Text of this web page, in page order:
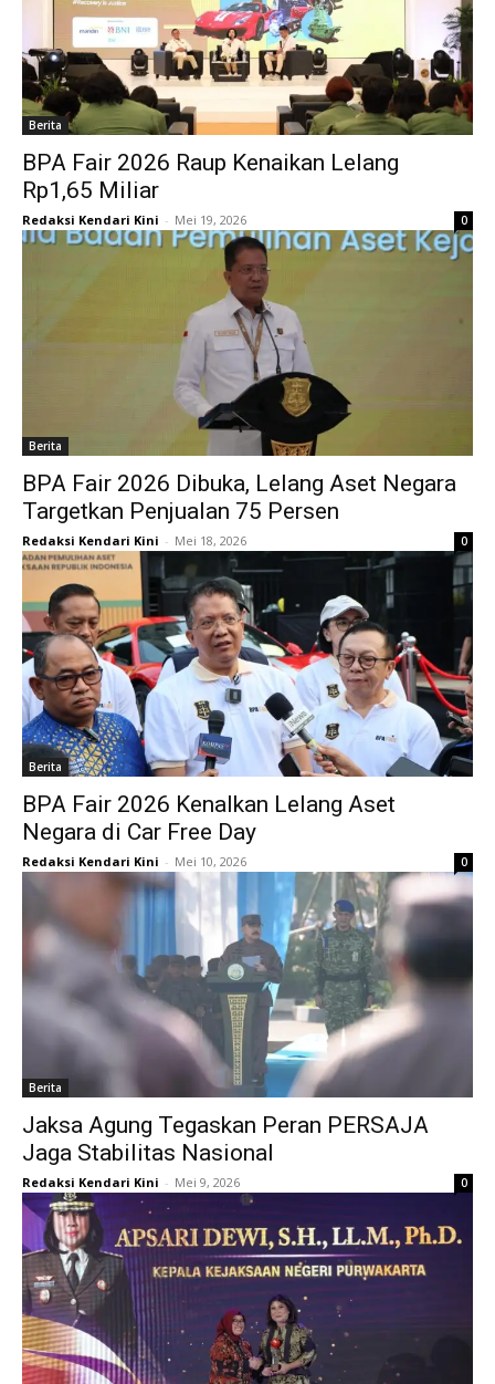
Berita
BPA Fair 2026 Raup Kenaikan Lelang
Rp1,65 Miliar
Redaksi Kendari Kini - Mei 19, 2026 0
Berita
BPA Fair 2026 Dibuka, Lelang Aset Negara
Targetkan Penjualan 75 Persen
Redaksi Kendari Kini - Mei 18, 2026 0
Berita
BPA Fair 2026 Kenalkan Lelang Aset
Negara di Car Free Day
Redaksi Kendari Kini - Mei 10, 2026 0
Berita
Jaksa Agung Tegaskan Peran PERSAJA
Jaga Stabilitas Nasional
Redaksi Kendari Kini - Mei 9, 2026 0